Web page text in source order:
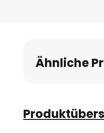
Ähnliche